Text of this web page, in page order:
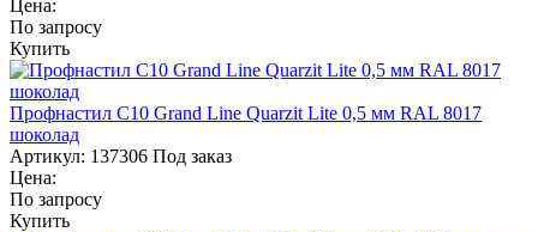
Цена:
По запросу
Купить
Профнастил С10 Grand Line Quarzit Lite 0,5 мм RAL 8017
шоколад
Артикул: 137306 Под заказ
Цена:
По запросу
Купить